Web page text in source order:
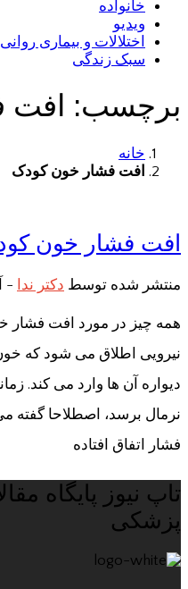
خانواده
ویدیو
اختلالات و بیماری روانی
سبک زندگی
برچسب: افت
خانه
افت فشار خون کودک
افت فشار خون
منتشر شده توسط دکتر ندا -
همه چیز در مورد افت فشار
نیرویی اطلاق می شود که
دیواره آن ها وارد می کند.
نرمال برسد، اصطلاحا گفته
فشار اتفاق افتاده
تاپ نیوز پایگاه
پزشکی